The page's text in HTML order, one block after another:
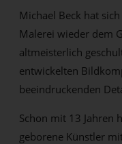
Michael Beck hat
Malerei wieder dem
altmeisterlich
entwickelten
beeindruckenden
Schon mit 13 Jahren
geborene Künstler